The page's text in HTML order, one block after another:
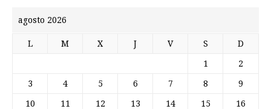
agosto 2026
L M X J V S D
1 2
3 4 5 6 7 8 9
10 11 12 13 14 15 16